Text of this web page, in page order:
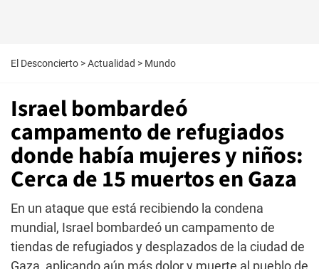
El Desconcierto >Actualidad > Mundo
Israel bombardeó
campamento de refugiados
donde había mujeres y niños:
Cerca de 15 muertos en Gaza
En un ataque que está recibiendo la condena
mundial, Israel bombardeó un campamento de
tiendas de refugiados y desplazados de la ciudad de
Gaza, aplicando aún más dolor y muerte al pueblo de